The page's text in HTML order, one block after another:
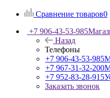
Сравнение товаров0
+7 906-43-53-985
Назад
Телефоны
+7 906-43-53-985
+7 967-31-32-200
+7 952-83-28-915
Заказать звонок